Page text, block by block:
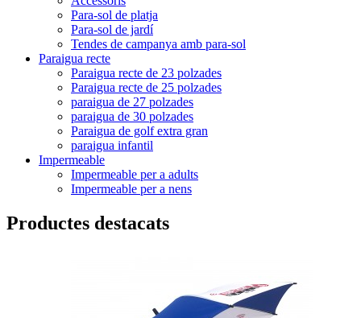
Para-sol de platja
Para-sol de jardí
Tendes de campanya amb para-sol
Paraigua recte
Paraigua recte de 23 polzades
Paraigua recte de 25 polzades
paraigua de 27 polzades
paraigua de 30 polzades
Paraigua de golf extra gran
paraigua infantil
Impermeable
Impermeable per a adults
Impermeable per a nens
Productes destacats